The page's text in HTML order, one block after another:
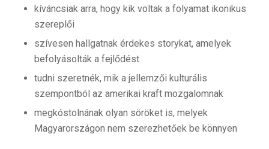
kíváncsiak arra, hogy kik voltak a folyamat ikonikus
szereplői
szívesen hallgatnak érdekes storykat, amelyek
befolyásolták a fejlődést
tudni szeretnék, mik a jellemzői kulturális
szempontból az amerikai kraft mozgalomnak
megkóstolnának olyan söröket is, melyek
Magyarországon nem szerezhetőek be könnyen